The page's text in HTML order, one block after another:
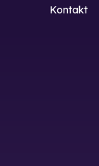
Kontakt